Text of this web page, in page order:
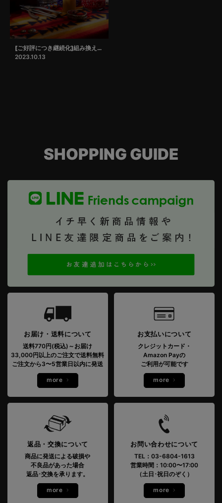
[ご好評につき継続化]組み換えサービス
2023.10.13
SHOPPING GUIDE
お届け・送料について
送料770円(税込)～お届け
33,000円以上のご注文で送料無料
ご注文から3〜5営業日以内に発送
more
お支払いについて
クレジットカード・
Amazon Payの
ご利用が可能です
more
返品・交換について
商品に発送による破損や
不良品があった場合
返品･交換を承ります。
more
お問い合わせについて
TEL：03-6804-1613
営業時間：10:00〜17:00
（土日･祝日のぞく）
more